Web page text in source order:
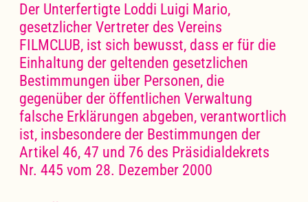
Der Unterfertigte Loddi Luigi Mario,
gesetzlicher Vertreter des Vereins
FILMCLUB, ist sich bewusst, dass er für die
Einhaltung der geltenden gesetzlichen
Bestimmungen über Personen, die
gegenüber der öffentlichen Verwaltung
falsche Erklärungen abgeben, verantwortlich
ist, insbesondere der Bestimmungen der
Artikel 46, 47 und 76 des Präsidialdekrets
Nr. 445 vom 28. Dezember 2000